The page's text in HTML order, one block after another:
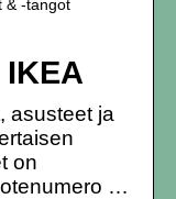
& -tangot
asusteet ja
on
…